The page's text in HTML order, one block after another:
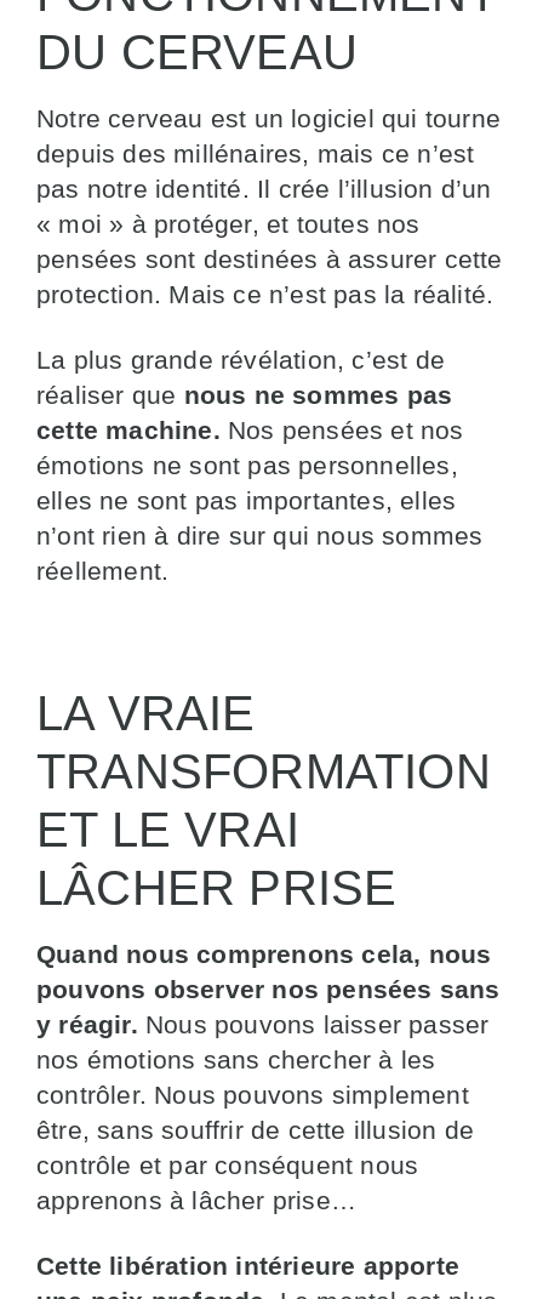
DU CERVEAU
Notre cerveau est un logiciel qui tourne
depuis des millénaires, mais ce n’est
pas notre identité. Il crée l’illusion d’un
« moi » à protéger, et toutes nos
pensées sont destinées à assurer cette
protection. Mais ce n’est pas la réalité.
La plus grande révélation, c’est de
réaliser que nous ne sommes pas
cette machine. Nos pensées et nos
émotions ne sont pas personnelles,
elles ne sont pas importantes, elles
n’ont rien à dire sur qui nous sommes
réellement.
LA VRAIE
TRANSFORMATION
ET LE VRAI
LÂCHER PRISE
Quand nous comprenons cela, nous
pouvons observer nos pensées sans
y réagir. Nous pouvons laisser passer
nos émotions sans chercher à les
contrôler. Nous pouvons simplement
être, sans souffrir de cette illusion de
contrôle et par conséquent nous
apprenons à lâcher prise…
Cette libération intérieure apporte